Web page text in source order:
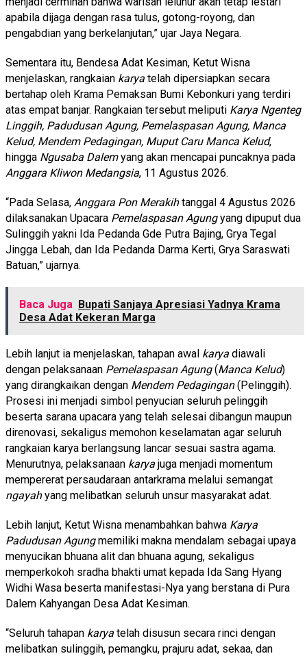
apabila dijaga dengan rasa tulus, gotong-royong, dan
pengabdian yang berkelanjutan,” ujar Jaya Negara.
Sementara itu, Bendesa Adat Kesiman, Ketut Wisna
menjelaskan, rangkaian karya telah dipersiapkan secara
bertahap oleh Krama Pemaksan Bumi Kebonkuri yang terdiri
atas empat banjar. Rangkaian tersebut meliputi Karya Ngenteg
Linggih, Padudusan Agung, Pemelaspasan Agung, Manca
Kelud, Mendem Pedagingan, Muput Caru Manca Kelud,
hingga Ngusaba Dalemyang akan mencapai puncaknya pada
Anggara Kliwon Medangsia, 11 Agustus 2026.
“Pada Selasa, Anggara Pon Merakihtanggal 4 Agustus 2026
dilaksanakan Upacara Pemelaspasan Agungyang dipuput dua
Sulinggih yakni Ida Pedanda Gde Putra Bajing, Grya Tegal
Jingga Lebah, dan Ida Pedanda Darma Kerti, Grya Saraswati
Batuan,” ujarnya.
Baca Juga Bupati Sanjaya Apresiasi Yadnya Krama
Desa Adat Kekeran Marga
Lebih lanjut ia menjelaskan, tahapan awal karya diawali
dengan pelaksanaan Pemelaspasan Agung(Manca Kelud)
yang dirangkaikan dengan Mendem Pedagingan(Pelinggih).
Prosesi ini menjadi simbol penyucian seluruh pelinggih
beserta sarana upacara yang telah selesai dibangun maupun
direnovasi, sekaligus memohon keselamatan agar seluruh
rangkaian karya berlangsung lancar sesuai sastra agama.
Menurutnya, pelaksanaan karya juga menjadi momentum
mempererat persaudaraan antarkrama melalui semangat
ngayahyang melibatkan seluruh unsur masyarakat adat.
Lebih lanjut, Ketut Wisna menambahkan bahwa Karya
Padudusan Agungmemiliki makna mendalam sebagai upaya
menyucikan bhuana alit dan bhuana agung, sekaligus
memperkokoh sradha bhakti umat kepada Ida Sang Hyang
Widhi Wasa beserta manifestasi-Nya yang berstana di Pura
Dalem Kahyangan Desa Adat Kesiman.
“Seluruh tahapan karya telah disusun secara rinci dengan
melibatkan sulinggih, pemangku, prajuru adat, sekaa, dan